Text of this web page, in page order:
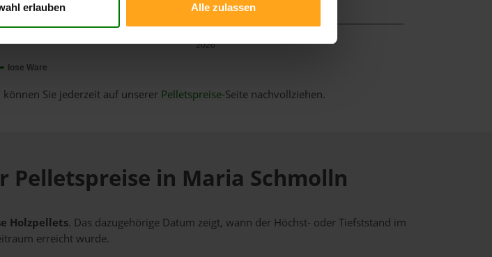
erlauben Alle zulassen
lose Ware
2026
Sie jederzeit auf unserer Pelletspreise-Seite nachvollziehen.
Pelletspreise in Maria Schmolln
Holzpellets. Das dazugehörige Datum zeigt, wann der Höchst- oder Tiefststand im
erreicht wurde.